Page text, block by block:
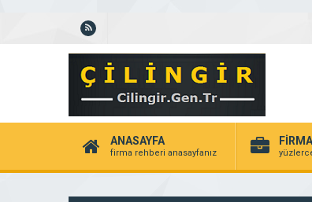
ANASAYFA
firma rehberi anasayfanız